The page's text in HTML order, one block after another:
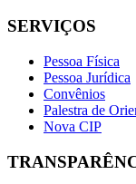
SERVIÇOS
Pessoa Física
Pessoa Jurídica
Convênios
Palestra de
Nova CIP